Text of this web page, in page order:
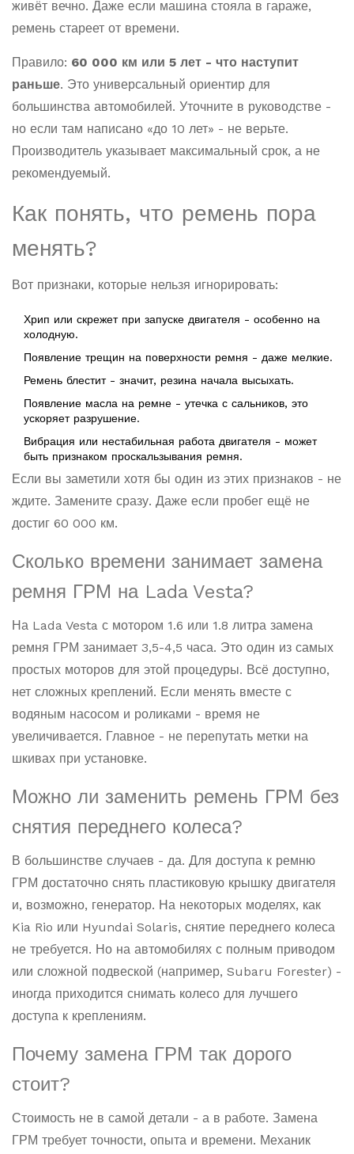
живёт вечно. Даже если машина стояла в гараже,
ремень стареет от времени.
Правило: 60 000 км или 5 лет - что наступит
раньше. Это универсальный ориентир для
большинства автомобилей. Уточните в руководстве -
но если там написано «до 10 лет» - не верьте.
Производитель указывает максимальный срок, а не
рекомендуемый.
Как понять, что ремень пора
менять?
Вот признаки, которые нельзя игнорировать:
Хрип или скрежет при запуске двигателя - особенно на
холодную.
Появление трещин на поверхности ремня - даже мелкие.
Ремень блестит - значит, резина начала высыхать.
Появление масла на ремне - утечка с сальников, это
ускоряет разрушение.
Вибрация или нестабильная работа двигателя - может
быть признаком проскальзывания ремня.
Если вы заметили хотя бы один из этих признаков - не
ждите. Замените сразу. Даже если пробег ещё не
достиг 60 000 км.
Сколько времени занимает замена
ремня ГРМ на Lada Vesta?
На Lada Vesta с мотором 1.6 или 1.8 литра замена
ремня ГРМ занимает 3,5-4,5 часа. Это один из самых
простых моторов для этой процедуры. Всё доступно,
нет сложных креплений. Если менять вместе с
водяным насосом и роликами - время не
увеличивается. Главное - не перепутать метки на
шкивах при установке.
Можно ли заменить ремень ГРМ без
снятия переднего колеса?
В большинстве случаев - да. Для доступа к ремню
ГРМ достаточно снять пластиковую крышку двигателя
и, возможно, генератор. На некоторых моделях, как
Kia Rio или Hyundai Solaris, снятие переднего колеса
не требуется. Но на автомобилях с полным приводом
или сложной подвеской (например, Subaru Forester) -
иногда приходится снимать колесо для лучшего
доступа к креплениям.
Почему замена ГРМ так дорого
стоит?
Стоимость не в самой детали - а в работе. Замена
ГРМ требует точности, опыта и времени. Механик